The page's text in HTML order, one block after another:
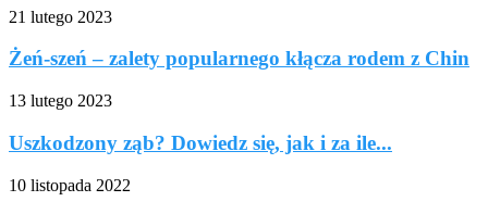
21 lutego 2023
Żeń-szeń – zalety popularnego kłącza rodem z Chin
13 lutego 2023
Uszkodzony ząb? Dowiedz się, jak i za ile...
10 listopada 2022